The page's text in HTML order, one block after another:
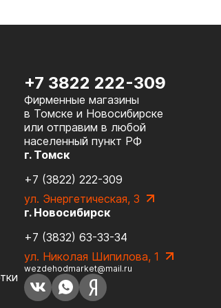
+7 3822 222-309
Фирменные магазины
в Томске и Новосибирске
или отправим в любой
населенный пункт РФ
г. Томск
+7 (3822) 222-309
ул. Энергетическая, 3
г. Новосибирск
+7 (3832) 63-33-34
ул. Николая Шипилова, 1
wezdehodmarket@mail.ru